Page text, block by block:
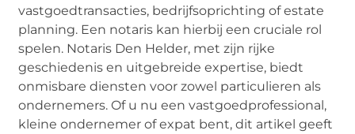
vastgoedtransacties, bedrijfsoprichting of estate
planning. Een notaris kan hierbij een cruciale rol
spelen. Notaris Den Helder, met zijn rijke
geschiedenis en uitgebreide expertise, biedt
onmisbare diensten voor zowel particulieren als
ondernemers. Of u nu een vastgoedprofessional,
kleine ondernemer of expat bent, dit artikel geeft